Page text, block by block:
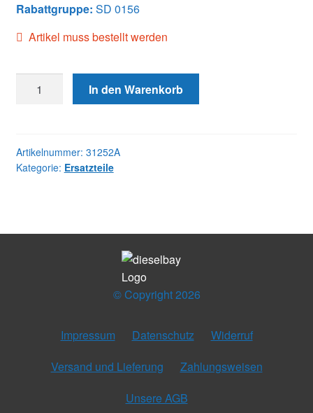
Rabattgruppe: SD 0156
Artikel muss bestellt werden
HOLDER
In den Warenkorb
Artikelnummer: 31252A
Kategorie: Ersatzteile
© Copyright 2026
Impressum Datenschutz
Widerruf
Versand und Lieferung
Zahlungsweisen
Unsere AGB